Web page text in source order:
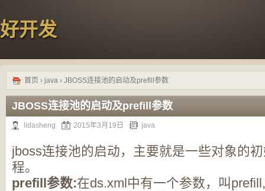
好开发
首页 › java › JBOSS连接池的启动及prefill参数
JBOSS连接池的启动及prefill参数
lidasheng 2015年3月19日 java
jboss连接池的启动，主要就是一些对象的
程。
prefill参数:在ds.xml中有一个参数，叫